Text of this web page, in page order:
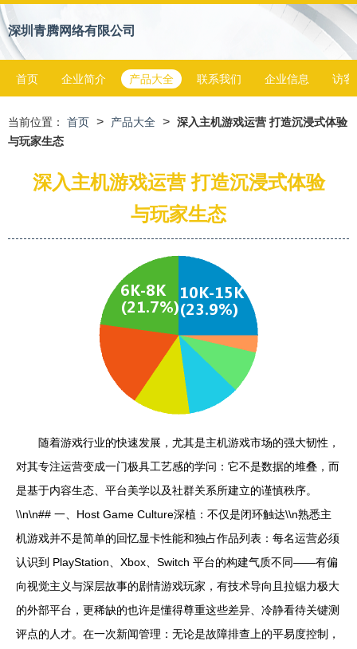
深圳青腾网络有限公司
首页 企业简介 产品大全 联系我们 企业信息 访客
当前位置： 首页 > 产品大全 > 深入主机游戏运营 打造沉浸式体验
与玩家生态
深入主机游戏运营 打造沉浸式体验
与玩家生态
随着游戏行业的快速发展，尤其是主机游戏市场的强大韧性，
对其专注运营变成一门极具工艺感的学问：它不是数据的堆叠，而
是基于内容生态、平台美学以及社群关系所建立的谨慎秩序。
\\n\n## 一、Host Game Culture深植：不仅是闭环触达\\n熟悉主
机游戏并不是简单的回忆显卡性能和独占作品列表：每名运营必须
认识到 PlayStation、Xbox、Switch 平台的构建气质不同——有偏
向视觉主义与深层故事的剧情游戏玩家，有技术导向且拉锯力极大
的外部平台，更稀缺的也许是懂得尊重这些差异、冷静看待关键测
评点的人才。在一次新闻管理：无论是故障排查上的平易度控制，